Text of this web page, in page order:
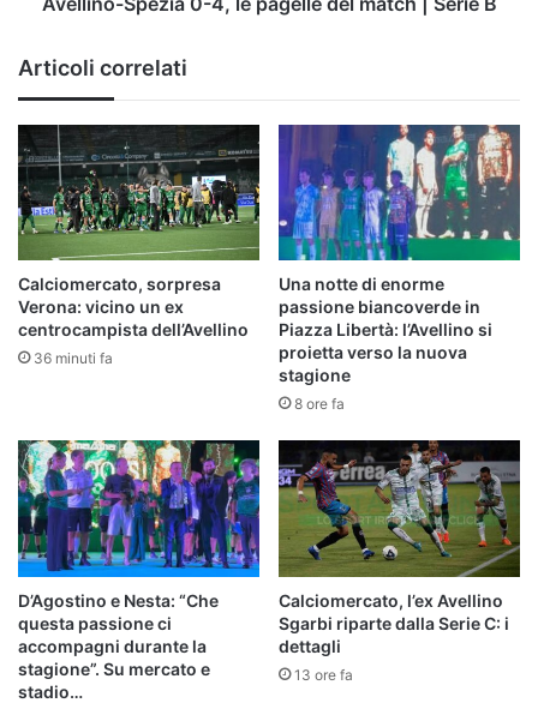
Articoli correlati
Calciomercato, sorpresa
Verona: vicino un ex
centrocampista dell’Avellino
36 minuti fa
Una notte di enorme
passione biancoverde in
Piazza Libertà: l’Avellino si
proietta verso la nuova
stagione
8 ore fa
D’Agostino e Nesta: “Che
questa passione ci
accompagni durante la
stagione”. Su mercato e
stadio…
Calciomercato, l’ex Avellino
Sgarbi riparte dalla Serie C: i
dettagli
13 ore fa